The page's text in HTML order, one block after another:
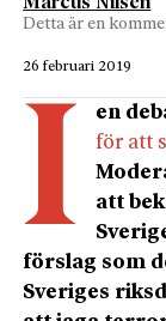
Detta är en
26 februari 2019
I en
för att
att
förslag som
Sveriges